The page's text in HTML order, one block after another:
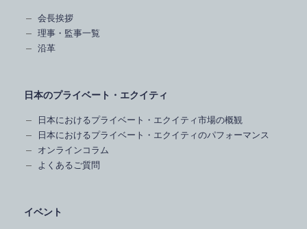
会長挨拶
理事・監事一覧
沿革
日本のプライベート・エクイティ
日本におけるプライベート・エクイティ市場の概観
日本におけるプライベート・エクイティのパフォーマンス
オンラインコラム
よくあるご質問
イベント